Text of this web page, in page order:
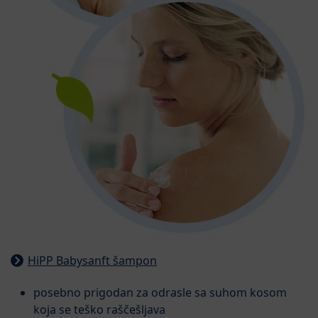
HiPP Babysanft šampon
posebno prigodan za odrasle sa suhom kosom
koja se teško raščešljava